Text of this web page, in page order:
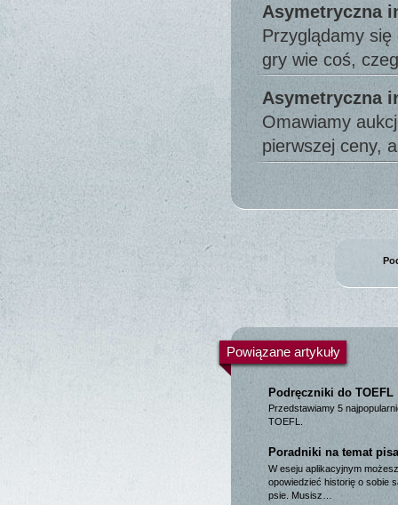
Asymetryczna
Przyglądamy
gry wie coś,
Asymetryczna
Omawiamy
pierwszej ceny,
Powiązane artykuły
Podręczniki do TOEFL
Przedstawiamy 5
TOEFL.
Poradniki na temat
W eseju aplikacyjnym
opowiedzieć historię o sobie
psie. Musisz…